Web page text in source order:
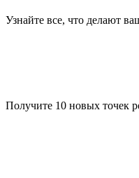
Узнайте все, что делают
Получите 10 новых точек